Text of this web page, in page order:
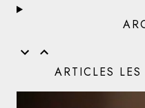
ARTICLES